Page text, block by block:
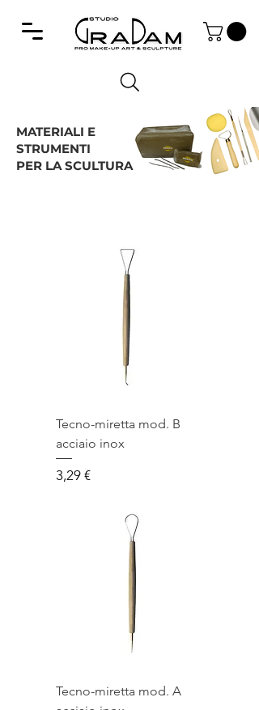
MATERIALI E
STRUMENTI
PER LA SCULTURA
Tecno-miretta mod. B
acciaio inox
Prezzo
3,29 €
Tecno-miretta mod. A